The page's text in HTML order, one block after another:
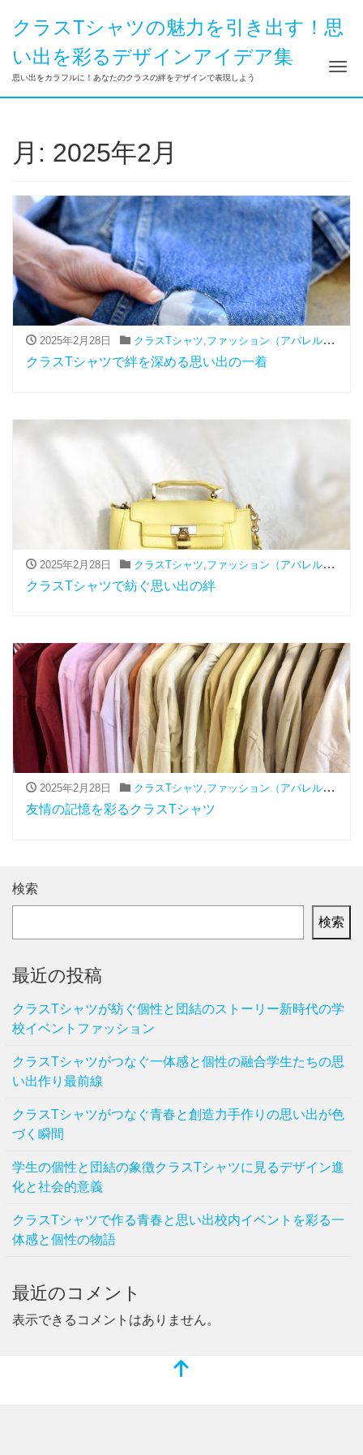
クラスTシャツの魅力を引き出す！思
い出を彩るデザインアイデア集
思い出をカラフルに！あなたのクラスの絆をデザインで表現しよう ナ
月: 2025年2月
2025年2月28日 クラスTシャツ,ファッション（アパレル関連）
クラスTシャツで絆を深める思い出の一着
2025年2月28日 クラスTシャツ ファッション（アパレル関連）
クラスTシャツで紡ぐ思い出の絆
2025年2月28日 クラスTシャツ,ファッション（アパレル関連）
友情の記憶を彩るクラスTシャツ
検索
検索
最近の投稿
クラスTシャツが紡ぐ個性と団結のストーリー新時代の学
校イベントファッション
クラスTシャツがつなぐ一体感と個性の融合学生たちの思
い出作り最前線
クラスTシャツがつなぐ青春と創造力手作りの思い出が色
づく瞬間
学生の個性と団結の象徴クラスTシャツに見るデザイン進
化と社会的意義
クラスTシャツで作る青春と思い出校内イベントを彩る一
体感と個性の物語
最近のコメント
表示できるコメントはありません。